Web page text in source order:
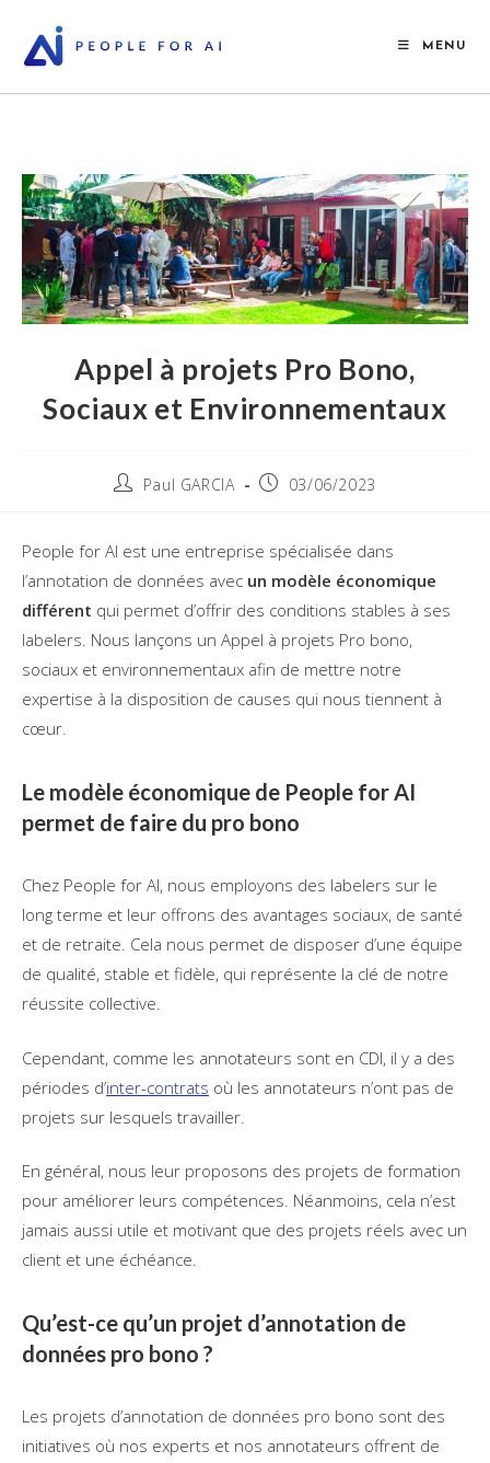
content
MENU
Appel à projets Pro Bono,
Sociaux et Environnementaux
Auteur/autrice
publication :
Paul GARCIA
Publication
03/06/2023
People for AI est une entreprise spécialisée dans
l’annotation de données avec un modèle économique
différent qui permet d’offrir des conditions stables à ses
labelers. Nous lançons un Appel à projets Pro bono,
sociaux et environnementaux afin de mettre notre
expertise à la disposition de causes qui nous tiennent à
cœur.
Le modèle économique de People for AI
permet de faire du pro bono
Chez People for AI, nous employons des labelers sur le
long terme et leur offrons des avantages sociaux, de santé
et de retraite. Cela nous permet de disposer d’une équipe
de qualité, stable et fidèle, qui représente la clé de notre
réussite collective.
Cependant, comme les annotateurs sont en CDI, il y a des
périodes d’inter-contrats où les annotateurs n’ont pas de
projets sur lesquels travailler.
En général, nous leur proposons des projets de formation
pour améliorer leurs compétences. Néanmoins, cela n’est
jamais aussi utile et motivant que des projets réels avec un
client et une échéance.
Qu’est-ce qu’un projet d’annotation de
données pro bono ?
Les projets d’annotation de données pro bono sont des
initiatives où nos experts et nos annotateurs offrent de